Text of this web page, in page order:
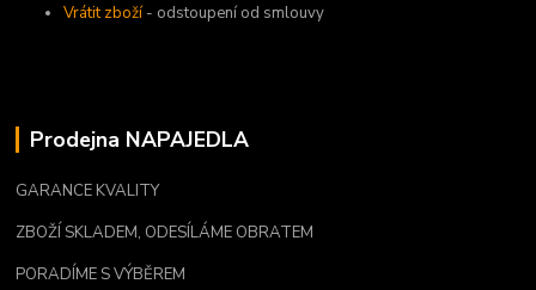
Vrátit zboží- odstoupení od smlouvy
Prodejna NAPAJEDLA
GARANCE KVALITY
ZBOŽÍ SKLADEM, ODESÍLÁME OBRATEM
PORADÍME S VÝBĚREM